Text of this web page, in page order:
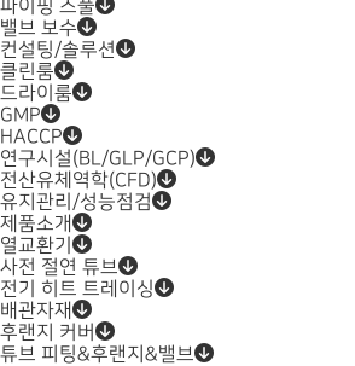
파이핑 스풀
밸브 보수
컨설팅/솔루션
클린룸
드라이룸
GMP
HACCP
연구시설(BL/GLP/GCP)
전산유체역학(CFD)
유지관리/성능점검
제품소개
열교환기
사전 절연 튜브
전기 히트 트레이싱
배관자재
후랜지 커버
튜브 피팅&후랜지&밸브